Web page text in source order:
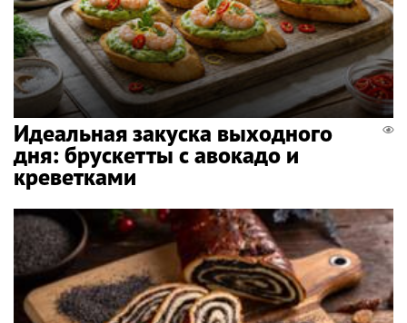
Идеальная закуска выходного
дня: брускетты с авокадо и
креветками